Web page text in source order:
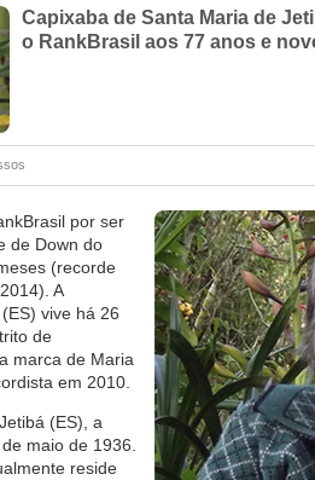
Capixaba de Santa Maria de
o RankBrasil aos 77 anos e
por ser
de Down do
(recorde
A
vive há 26
de
marca de Maria
em 2010.
(ES), a
maio de 1936.
reside